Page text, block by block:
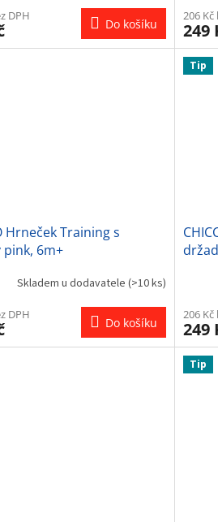
DPH
Do košíku
206 Kč
249
Hrneček Training s
6m+
Skladem u dodavatele (>10 ks)
DPH
Do košíku
Tip
206 Kč
249
Tip